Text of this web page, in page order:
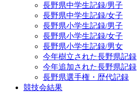
長野県中学生記録/男子
長野県中学生記録/女子
長野県小学生記録/男子
長野県小学生記録/女子
長野県小学生記録/男女
今年樹立された長野県記録
今年追加された長野県記録
長野県選手権・歴代記録
競技会結果